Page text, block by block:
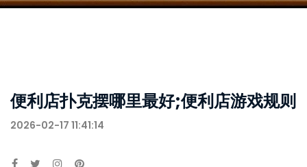
便利店扑克摆哪里最好;便利店游戏规则
2026-02-17 11:41:14